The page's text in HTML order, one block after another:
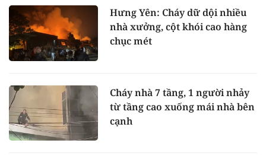
Hưng Yên: Cháy dữ dội nhiều
nhà xưởng, cột khói cao hàng
chục mét
Cháy nhà 7 tầng, 1 người nhảy
từ tầng cao xuống mái nhà bên
cạnh